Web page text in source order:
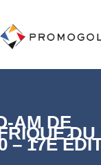
AM DE
DU
– 17E